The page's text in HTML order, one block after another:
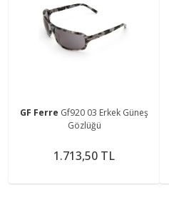
GF Ferre Gf920 03 Erkek Güneş
Gözlüğü
1.713,50 TL